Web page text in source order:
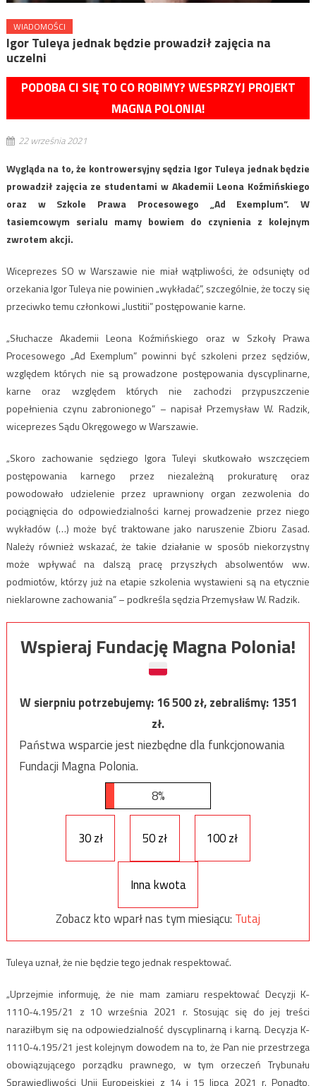
WIADOMOŚCI
Igor Tuleya jednak będzie prowadził zajęcia na
uczelni
PODOBA CI SIĘ TO CO ROBIMY? WESPRZYJ PROJEKT
MAGNA POLONIA!
22 września 2021
Wygląda na to, że kontrowersyjny sędzia Igor Tuleya jednak będzie
prowadził zajęcia ze studentami w Akademii Leona Koźmińskiego
oraz w Szkole Prawa Procesowego „Ad Exemplum”. W
tasiemcowym serialu mamy bowiem do czynienia z kolejnym
zwrotem akcji.
Wiceprezes SO w Warszawie nie miał wątpliwości, że odsunięty od
orzekania Igor Tuleya nie powinien „wykładać”, szczególnie, że toczy się
przeciwko temu członkowi „Iustitii” postępowanie karne.
„Słuchacze Akademii Leona Koźmińskiego oraz w Szkoły Prawa
Procesowego „Ad Exemplum” powinni być szkoleni przez sędziów,
względem których nie są prowadzone postępowania dyscyplinarne,
karne oraz względem których nie zachodzi przypuszczenie
popełnienia czynu zabronionego” – napisał Przemysław W. Radzik,
wiceprezes Sądu Okręgowego w Warszawie.
„Skoro zachowanie sędziego Igora Tuleyi skutkowało wszczęciem
postępowania karnego przez niezależną prokuraturę oraz
powodowało udzielenie przez uprawniony organ zezwolenia do
pociągnięcia do odpowiedzialności karnej prowadzenie przez niego
wykładów (…) może być traktowane jako naruszenie Zbioru Zasad.
Należy również wskazać, że takie działanie w sposób niekorzystny
może wpływać na dalszą pracę przyszłych absolwentów ww.
podmiotów, którzy już na etapie szkolenia wystawieni są na etycznie
nieklarowne zachowania” – podkreśla sędzia Przemysław W. Radzik.
Wspieraj Fundację Magna Polonia!
W sierpniu potrzebujemy:16 500zł, zebraliśmy:1351
zł.
Państwa wsparcie jest niezbędne dla funkcjonowania
Fundacji Magna Polonia.
8%
30 zł 50 zł 100 zł
Inna kwota
Zobacz kto wparł nas tym miesiącu: Tutaj
Tuleya uznał, że nie będzie tego jednak respektować.
„Uprzejmie informuję, że nie mam zamiaru respektować Decyzji K-
1110-4.195/21 z 10 września 2021 r. Stosując się do jej treści
naraziłbym się na odpowiedzialność dyscyplinarną i karną. Decyzja K-
1110-4.195/21 jest kolejnym dowodem na to, że Pan nie przestrzega
obowiązującego porządku prawnego, w tym orzeczeń Trybunału
Sprawiedliwości Unii Europejskiej z 14 i 15 lipca 2021 r. Ponadto,